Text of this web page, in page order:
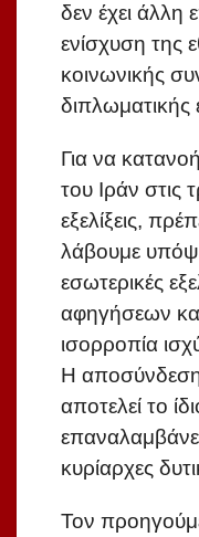
δεν έχει άλλη
ενίσχυση της
κοινωνικής
διπλωματικής
Για να
του Ιράν στις
εξελίξεις,
λάβουμε
εσωτερικές
αφηγήσεων
ισορροπία
Η
αποτελεί το
κυρίαρχες
Τον